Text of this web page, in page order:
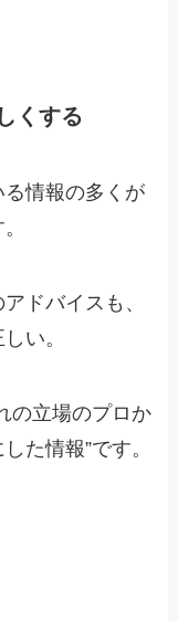
くする
情報の多くが
ドバイスも、
い。
の立場のプロか
た情報”です。